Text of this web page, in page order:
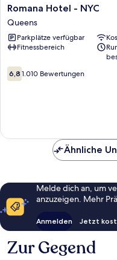
Romana
Hotel
-
NYC
Queens
Romana Hotel - NYC
Queens
Parkplätze verfügbar
Fitnessbereich
6.8
von
6,8 1.010 Bewertungen
Ähnliche
Melde dich an, um
anzuzeigen. Mehr
Anmelden Jetzt
Zur Gegend